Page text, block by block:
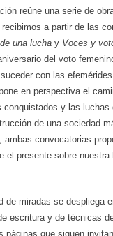
reúne una serie de
a partir de las
una lucha y Voces y
del voto
con las
en perspectiva el
conquistados y las luchas
de una sociedad
ambas convocatorias
el presente sobre nuestra
de miradas se despliega
escritura y de técnicas
páginas que siguen